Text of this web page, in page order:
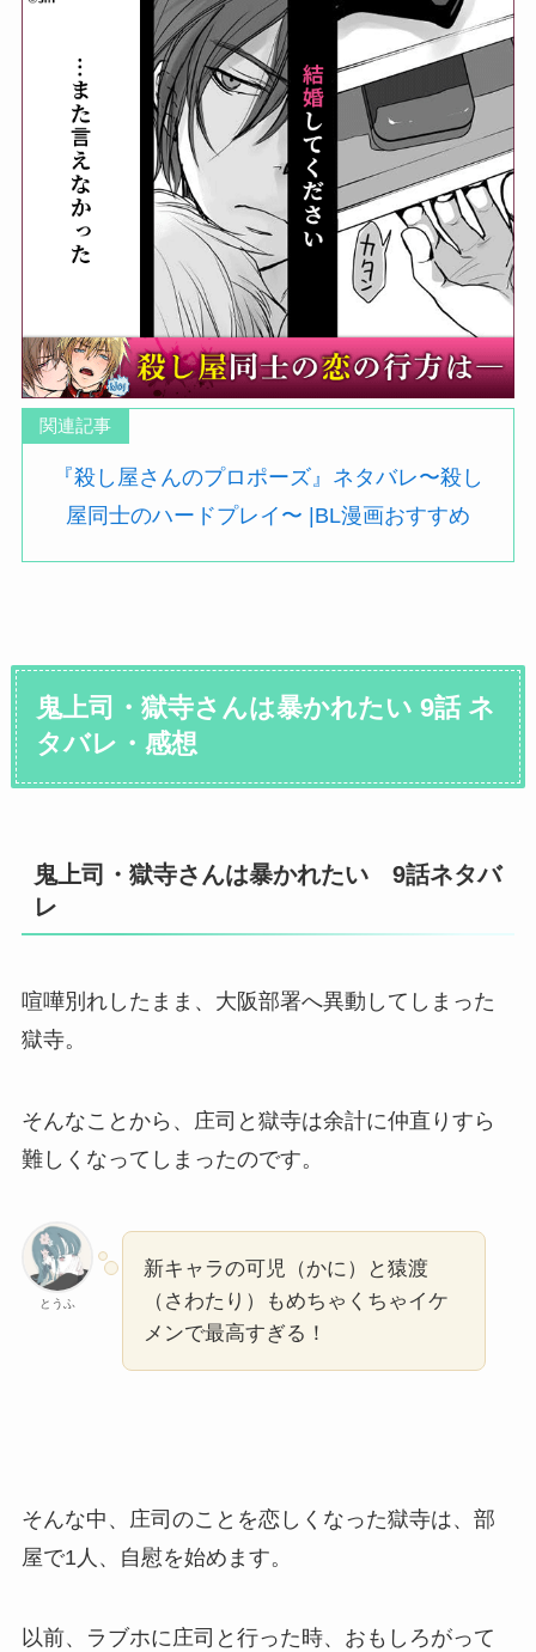
関連記事
『殺し屋さんのプロポーズ』ネタバレ〜殺し
屋同士のハードプレイ〜 |BL漫画おすすめ
鬼上司・獄寺さんは暴かれたい 9話 ネ
タバレ・感想
鬼上司・獄寺さんは暴かれたい 9話ネタバ
レ
喧嘩別れしたまま、大阪部署へ異動してしまった
獄寺。
そんなことから、庄司と獄寺は余計に仲直りすら
難しくなってしまったのです。
とうふ
新キャラの可児（かに）と猿渡
（さわたり）もめちゃくちゃイケ
メンで最高すぎる！
そんな中、庄司のことを恋しくなった獄寺は、部
屋で1人、自慰を始めます。
以前、ラブホに庄司と行った時、おもしろがって